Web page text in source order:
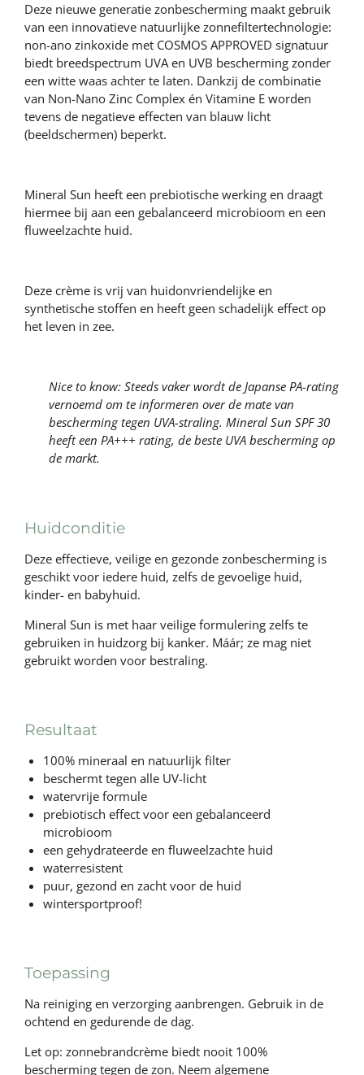
Deze nieuwe generatie zonbescherming maakt gebruik
van een innovatieve natuurlijke zonnefiltertechnologie:
non-ano zinkoxide met COSMOS APPROVED signatuur
biedt breedspectrum UVA en UVB bescherming zonder
een witte waas achter te laten. Dankzij de combinatie
van Non-Nano Zinc Complex én Vitamine E worden
tevens de negatieve effecten van blauw licht
(beeldschermen) beperkt.
Mineral Sun heeft een prebiotische werking en draagt
hiermee bij aan een gebalanceerd microbioom en een
fluweelzachte huid.
Deze crème is vrij van huidonvriendelijke en
synthetische stoffen en heeft geen schadelijk effect op
het leven in zee.
Nice to know: Steeds vaker wordt de Japanse PA-rating
vernoemd om te informeren over de mate van
bescherming tegen UVA-straling. Mineral Sun SPF 30
heeft een PA+++ rating, de beste UVA bescherming op
de markt.
Huidconditie
Deze effectieve, veilige en gezonde zonbescherming is
geschikt voor iedere huid, zelfs de gevoelige huid,
kinder- en babyhuid.
Mineral Sun is met haar veilige formulering zelfs te
gebruiken in huidzorg bij kanker. Máár; ze mag niet
gebruikt worden voor bestraling.
Resultaat
100% mineraal en natuurlijk filter
beschermt tegen alle UV-licht
watervrije formule
prebiotisch effect voor een gebalanceerd
microbioom
een gehydrateerde en fluweelzachte huid
waterresistent
puur, gezond en zacht voor de huid
wintersportproof!
Toepassing
Na reiniging en verzorging aanbrengen. Gebruik in de
ochtend en gedurende de dag.
Let op: zonnebrandcrème biedt nooit 100%
bescherming tegen de zon. Neem algemene